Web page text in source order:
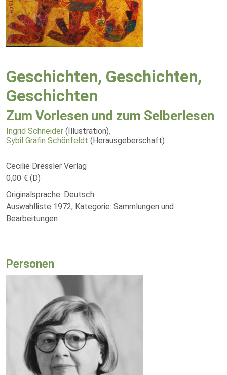
Geschichten, Geschichten,
Geschichten
Zum Vorlesen und zum Selberlesen
Ingrid Schneider (Illustration),
Sybil Gräfin Schönfeldt (Herausgeberschaft)
Cecilie Dressler Verlag
0,00 € (D)
Originalsprache: Deutsch
Auswahlliste 1972, Kategorie: Sammlungen und
Bearbeitungen
Personen